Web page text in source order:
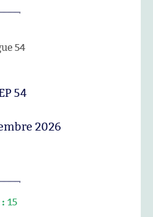
54
54
2026
15